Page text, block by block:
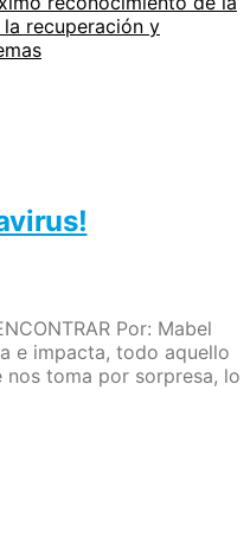
recuperación y
Por: Mabel
e impacta, todo aquello
toma por sorpresa, lo